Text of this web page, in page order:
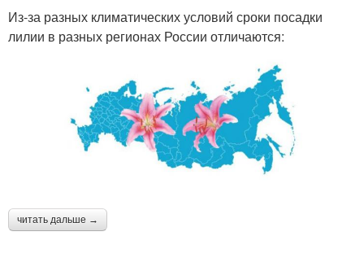
Из-за разных климатических условий сроки посадки
лилии в разных регионах России отличаются:
читать дальше →